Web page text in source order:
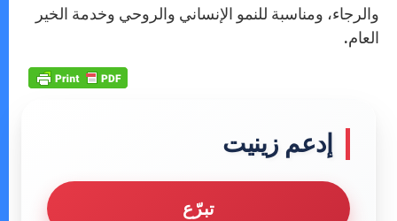
والرجاء، ومناسبة للنمو الإنساني والروحي وخدمة الخير
العام.
إدعم زينيت
تبرّع